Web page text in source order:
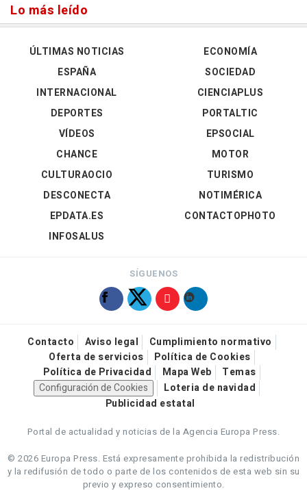
Lo más leído
ÚLTIMAS NOTICIAS
ESPAÑA
INTERNACIONAL
DEPORTES
VÍDEOS
ECONOMÍA
SOCIEDAD
CIENCIAPLUS
PORTALTIC
EPSOCIAL
CHANCE
CULTURAOCIO
DESCONECTA
EPDATA.ES
INFOSALUS
MOTOR
TURISMO
NOTIMÉRICA
CONTACTOPHOTO
SÍGUENOS
Contacto Aviso legal
Cumplimiento normativo
Oferta de servicios
Política de Cookies
Política de Privacidad
Mapa Web
Temas
Configuración de Cookies
Loteria de navidad
Publicidad estatal
Portal de actualidad y noticias de la Agencia Europa Press.
© 2026 Europa Press. Está expresamente prohibida la redistribución
y la redifusión de todo o parte de los contenidos de esta web sin su
previo y expreso consentimiento.